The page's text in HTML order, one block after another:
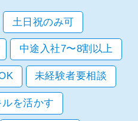
土日祝のみ可
中途入社7〜8割以上
未経験者要相談
ルを活かす